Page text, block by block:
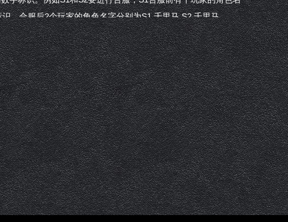
，合服后2个玩家的角色名字分别为S1.千里马,S2.千里马
留到合服后；行会所有成员离线时间≥7天的行会自动解散；行会
世界”,S2合并之前也有个行会名为“传奇世界”,合服后2个行会名字